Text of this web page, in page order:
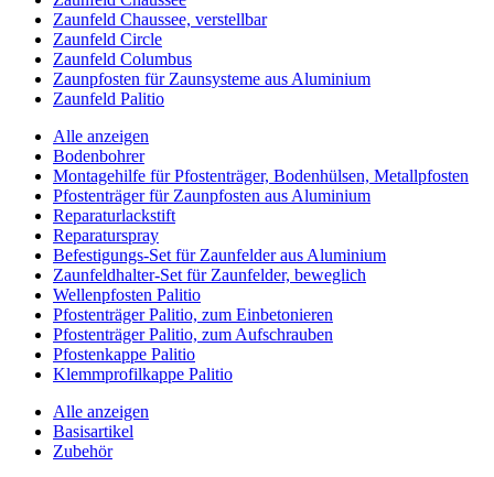
Zaunfeld Chaussee, verstellbar
Zaunfeld Circle
Zaunfeld Columbus
Zaunpfosten für Zaunsysteme aus Aluminium
Zaunfeld Palitio
Alle anzeigen
Bodenbohrer
Montagehilfe für Pfostenträger, Bodenhülsen, Metallpfosten
Pfostenträger für Zaunpfosten aus Aluminium
Reparaturlackstift
Reparaturspray
Befestigungs-Set für Zaunfelder aus Aluminium
Zaunfeldhalter-Set für Zaunfelder, beweglich
Wellenpfosten Palitio
Pfostenträger Palitio, zum Einbetonieren
Pfostenträger Palitio, zum Aufschrauben
Pfostenkappe Palitio
Klemmprofilkappe Palitio
Alle anzeigen
Basisartikel
Zubehör